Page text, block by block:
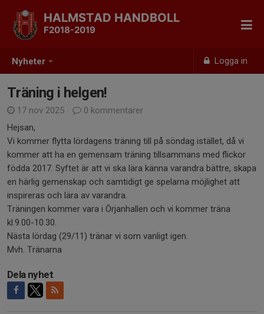
Nyheter Logga in
HALMSTAD HANDBOLL
F2018-2019
Träning i helgen!
17 nov 2025
0 kommentarer
Hejsan,
Vi kommer flytta lördagens träning till på söndag istället, då vi
kommer att ha en gemensam träning tillsammans med flickor
födda 2017. Syftet är att vi ska lära känna varandra bättre, skapa
en härlig gemenskap och samtidigt ge spelarna möjlighet att
inspireras och lära av varandra.
Träningen kommer vara i Örjanhallen och vi kommer träna
kl.9.00-10.30.
Nästa lördag (29/11) tränar vi som vanligt igen.
Mvh. Tränarna
Dela nyhet